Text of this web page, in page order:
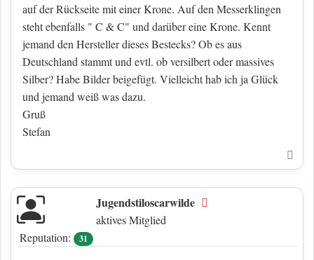
auf der Rückseite mit einer Krone. Auf den Messerklingen
steht ebenfalls " C & C" und darüber eine Krone. Kennt
jemand den Hersteller dieses Bestecks? Ob es aus
Deutschland stammt und evtl. ob versilbert oder massives
Silber? Habe Bilder beigefügt. Vielleicht hab ich ja Glück
und jemand weiß was dazu.
Gruß
Stefan
Jugendstiloscarwilde
aktives Mitglied
Reputation:
31